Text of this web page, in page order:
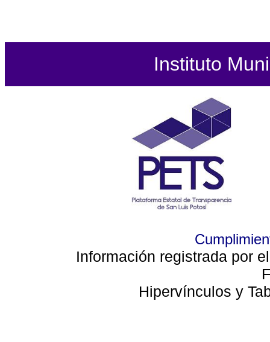
Instituto
Información registrada por
Hipervínculos y